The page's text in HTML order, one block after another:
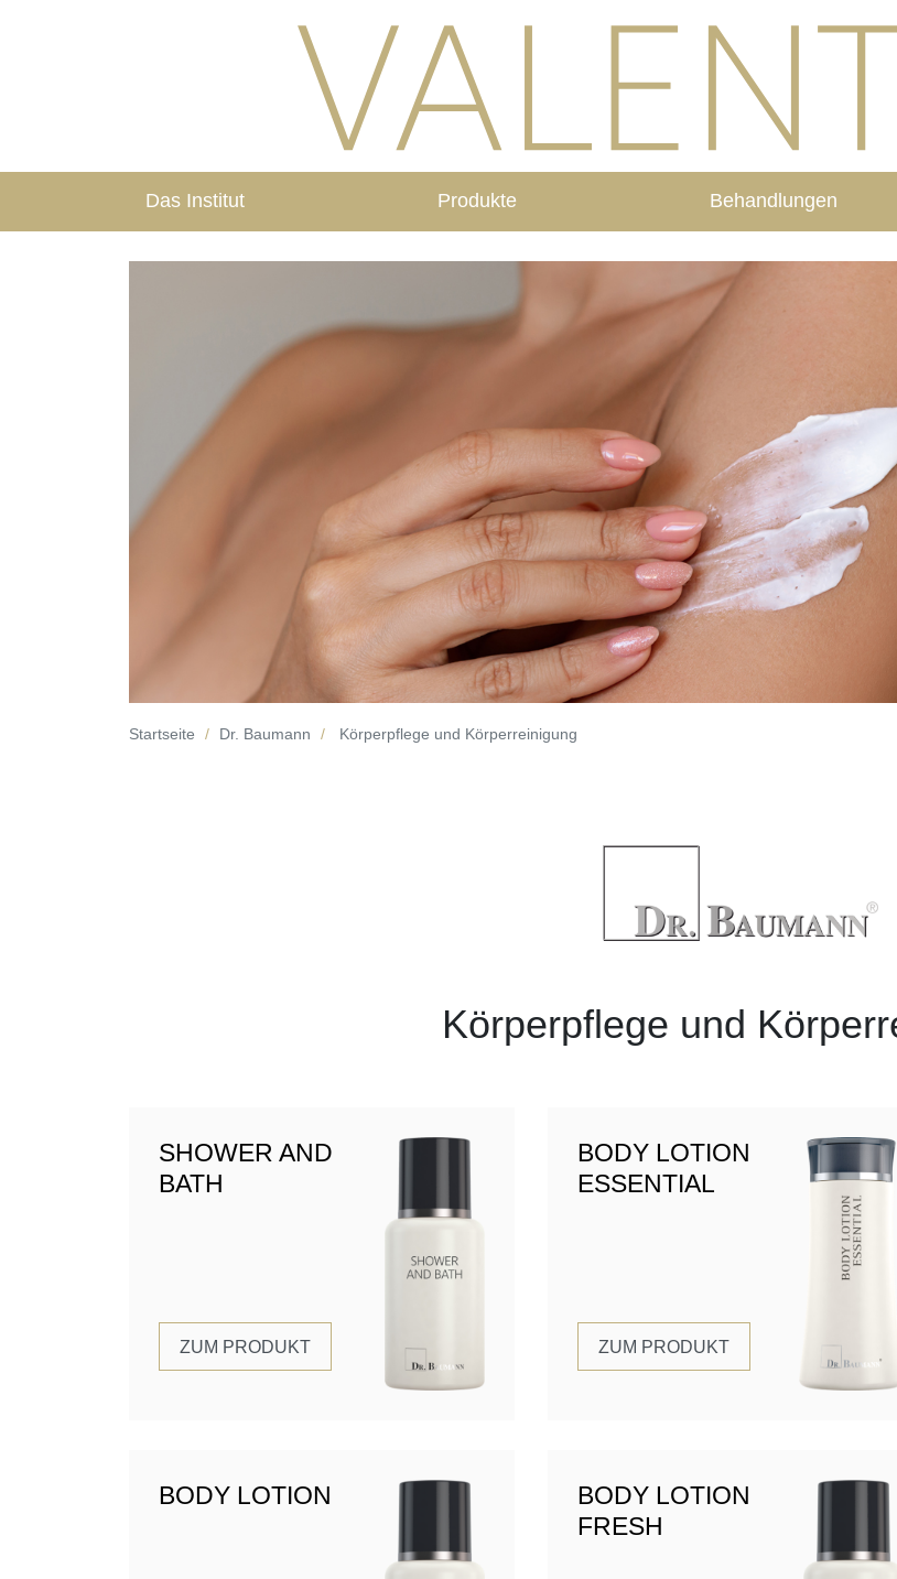
Das Institut Produkte Behandlungen
Startseite Dr. Baumann Körperpflege und Körperreinigung
Körperpflege und
SHOWER AND
BATH
ZUM PRODUKT
BODY LOTION
ESSENTIAL
ZUM PRODUKT
BODY LOTION
BODY LOTION
FRESH